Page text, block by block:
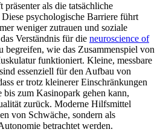
als die tatsächliche
psychologische Barriere führt
weniger zutrauen und soziale
Verständnis für die neuroscience of
begreifen, wie das Zusammenspiel von
funktioniert. Kleine, messbare
essenziell für den Aufbau von
er trotz kleinerer Einschränkungen
zum Kasinopark gehen kann,
zurück. Moderne Hilfsmittel
von Schwäche, sondern als
betrachtet werden.